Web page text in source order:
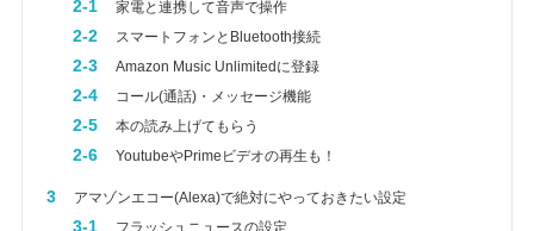
2-1 家電と連携して音声で操作
2-2 スマートフォンとBluetooth接続
2-3 Amazon Music Unlimitedに登録
2-4 コール(通話)・メッセージ機能
2-5 本の読み上げてもらう
2-6 YoutubeやPrimeビデオの再生も！
3 アマゾンエコー(Alexa)で絶対にやっておきたい設定
3-1 フラッシュニュースの設定